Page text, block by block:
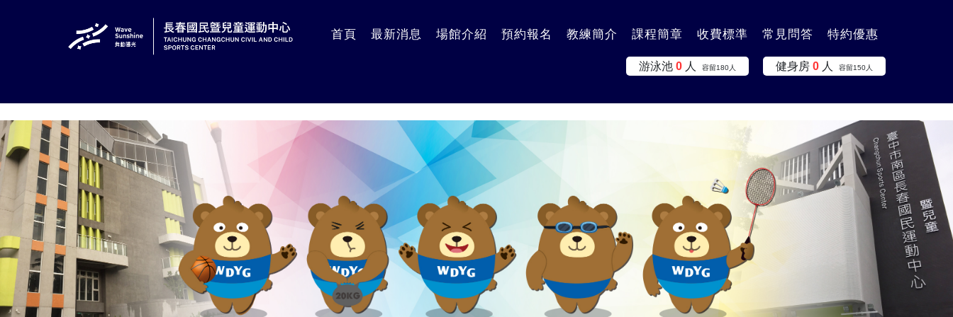
跳到主要內容區塊
首頁 最新消息 場館介紹 預約報名 教練簡介 課程簡章 收費標準 常見問答 特約優惠
健身房 0 人 容留150人
游泳池 0 人 容留180人